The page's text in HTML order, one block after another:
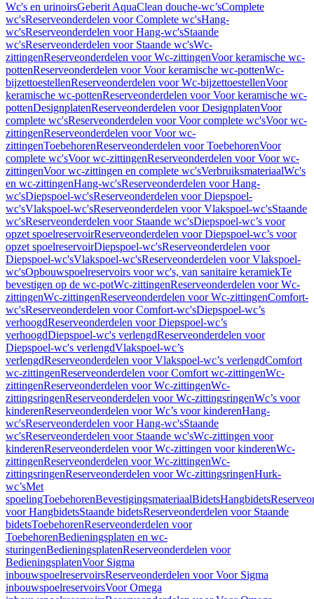
Wc's en urinoirsGeberit AquaClean douche-wc’sComplete
wc'sReserveonderdelen voor Complete wc'sHang-
wc'sReserveonderdelen voor Hang-wc'sStaande
wc'sReserveonderdelen voor Staande wc'sWc-
zittingenReserveonderdelen voor Wc-zittingenVoor keramische wc-
pottenReserveonderdelen voor Voor keramische wc-pottenWc-
bijzettoestellenReserveonderdelen voor Wc-bijzettoestellenVoor
keramische wc-pottenReserveonderdelen voor Voor keramische wc-
pottenDesignplatenReserveonderdelen voor DesignplatenVoor
complete wc'sReserveonderdelen voor Voor complete wc'sVoor wc-
zittingenReserveonderdelen voor Voor wc-
zittingenToebehorenReserveonderdelen voor ToebehorenVoor
complete wc'sVoor wc-zittingenReserveonderdelen voor Voor wc-
zittingenVoor wc-zittingen en complete wc'sVerbruiksmateriaalWc's
en wc-zittingenHang-wc'sReserveonderdelen voor Hang-
wc'sDiepspoel-wc'sReserveonderdelen voor Diepspoel-
wc'sVlakspoel-wc'sReserveonderdelen voor Vlakspoel-wc'sStaande
wc'sReserveonderdelen voor Staande wc'sDiepspoel-wc’s voor
opzet spoelreservoirReserveonderdelen voor Diepspoel-wc’s voor
opzet spoelreservoirDiepspoel-wc'sReserveonderdelen voor
Diepspoel-wc'sVlakspoel-wc'sReserveonderdelen voor Vlakspoel-
wc'sOpbouwspoelreservoirs voor wc's, van sanitaire keramiekTe
bevestigen op de wc-potWc-zittingenReserveonderdelen voor Wc-
zittingenWc-zittingenReserveonderdelen voor Wc-zittingenComfort-
wc'sReserveonderdelen voor Comfort-wc'sDiepspoel-wc’s
verhoogdReserveonderdelen voor Diepspoel-wc’s
verhoogdDiepspoel-wc's verlengdReserveonderdelen voor
Diepspoel-wc's verlengdVlakspoel-wc’s
verlengdReserveonderdelen voor Vlakspoel-wc’s verlengdComfort
wc-zittingenReserveonderdelen voor Comfort wc-zittingenWc-
zittingenReserveonderdelen voor Wc-zittingenWc-
zittingsringenReserveonderdelen voor Wc-zittingsringenWc’s voor
kinderenReserveonderdelen voor Wc’s voor kinderenHang-
wc'sReserveonderdelen voor Hang-wc'sStaande
wc'sReserveonderdelen voor Staande wc'sWc-zittingen voor
kinderenReserveonderdelen voor Wc-zittingen voor kinderenWc-
zittingenReserveonderdelen voor Wc-zittingenWc-
zittingsringenReserveonderdelen voor Wc-zittingsringenHurk-
wc’sMet
spoelingToebehorenBevestigingsmateriaalBidetsHangbidets
voor HangbidetsStaande bidetsReserveonderdelen voor Staande
bidetsToebehorenReserveonderdelen voor
ToebehorenBedieningsplaten en wc-
sturingenBedieningsplatenReserveonderdelen voor
BedieningsplatenVoor Sigma
inbouwspoelreservoirsReserveonderdelen voor Voor Sigma
inbouwspoelreservoirsVoor Omega